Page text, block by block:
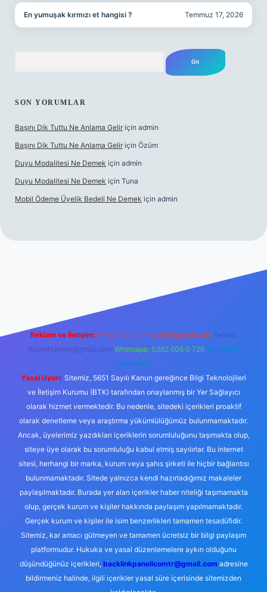
En yumuşak kırmızı et hangisi ? Temmuz 17, 2026
SON YORUMLAR
Başını Dik Tuttu Ne Anlama Gelir için admin
Başını Dik Tuttu Ne Anlama Gelir için Özüm
Duyu Modalitesi Ne Demek için admin
Duyu Modalitesi Ne Demek için Tuna
Mobil Ödeme Üyelik Bedeli Ne Demek için admin
Reklam ve İletişim: E-mail: backlinkpaneli@gmail.com Teams:
forumhizmeti@gmail.com Whatsapp: 0262 606 0 726 Telegram:
@karabul
Yasal Uyarı: Sitemiz, 5651 Sayılı Kanun gereğince Bilgi Teknolojileri
ve İletişim Kurumu (BTK) tarafından onaylanmış bir Yer Sağlayıcı
olarak hizmet vermektedir. Bu nedenle, sitedeki içerikleri proaktif
olarak denetleme veya araştırma yükümlülüğümüz bulunmamaktadır.
Ancak, üyelerimiz yazdıkları içeriklerin sorumluluğunu taşımakta olup,
siteye üye olarak bu sorumluluğu kabul etmiş sayılırlar. Bu internet
sitesi, herhangi bir marka, kurum veya şahıs şirketi ile hiçbir bağlantısı
bulunmamaktadır. Sitede yalnızca kendi hazırladığımız makaleler
paylaşılmaktadır. Burada yer alan içerikler haber niteliği taşımamakta
olup, gerçek kurum ve kişiler hakkında paylaşım yapılmamaktadır.
Gerçek kurum ve kişiler ile isim benzerlikleri tamamen tesadüfidir.
Sitemiz, kar amacı gütmeyen ve tamamen ücretsiz bir bilgi paylaşım
platformudur. Hukuka ve yasal düzenlemelere aykırı olduğunu
düşündüğünüz içerikleri, backlinkpanelicomtr@gmail.comadresine
bildirmeniz halinde, ilgili içerikler yasal süre içerisinde sitemizden